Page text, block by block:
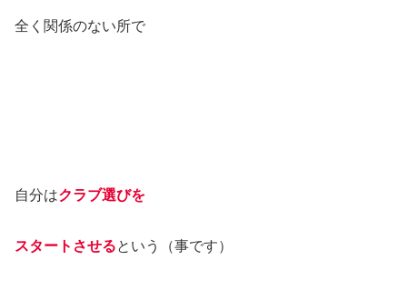
全く関係のない所で
自分はクラブ選びを
スタートさせるという（事です）